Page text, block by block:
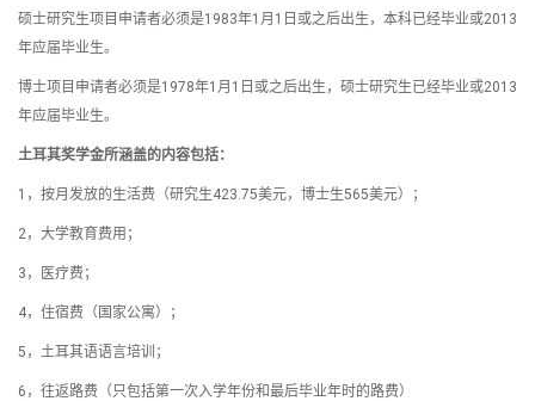
硕士研究生项目申请者必须是1983年1月1日或之后出生，本科已经毕业或2013
年应届毕业生。
博士项目申请者必须是1978年1月1日或之后出生，硕士研究生已经毕业或2013
年应届毕业生。
土耳其奖学金所涵盖的内容包括：
1，按月发放的生活费（研究生423.75美元，博士生565美元）；
2，大学教育费用；
3，医疗费；
4，住宿费（国家公寓）；
5，土耳其语语言培训；
6，往返路费（只包括第一次入学年份和最后毕业年时的路费）